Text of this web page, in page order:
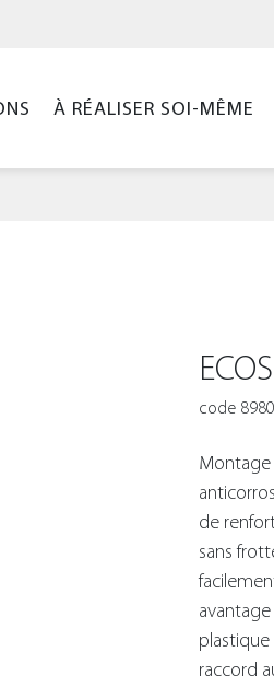
À RÉALISER SOI-MÊME
code 8980
Montage
de
sans
raccord